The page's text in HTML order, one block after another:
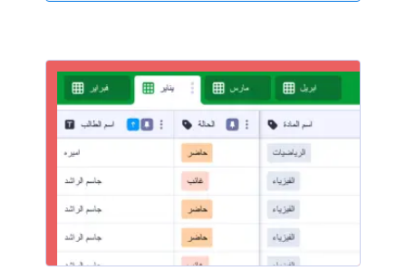
لديك كشف الحضور الفعال الذي سيسجل حضور الطلاب
بسرعة دون تضييع وقت الفصل الثمين، حتى تتمكن من
التركيز على تعليم طلابك. فلن تعود أبدًا إلى استخدام كشف
الحضور الورقي مرة أخرى!